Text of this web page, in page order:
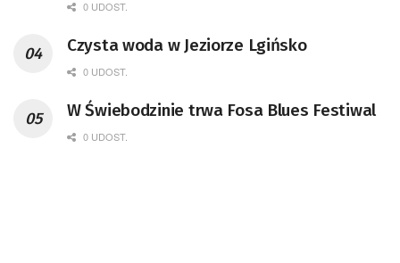
0 UDOST.
Czysta woda w Jeziorze Lgińsko
0 UDOST.
W Świebodzinie trwa Fosa Blues Festiwal
0 UDOST.